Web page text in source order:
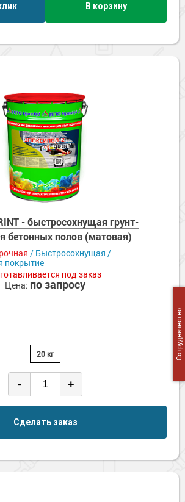
В корзину
- быстросохнущая грунт-
бетонных полов (матовая)
/ Быстросохнущая /
покрытие
под заказ
Цена: по запросу
20 кг
- +
Сделать заказ
Сотрудничество